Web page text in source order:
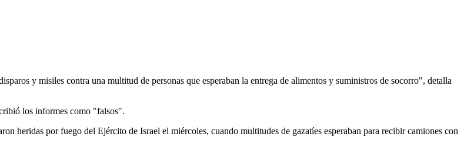
y misiles contra una multitud de personas que esperaban la entrega de alimentos y suministros de socorro", detalla
los informes como "falsos".
heridas por fuego del Ejército de Israel el miércoles, cuando multitudes de gazatíes esperaban para recibir camiones con